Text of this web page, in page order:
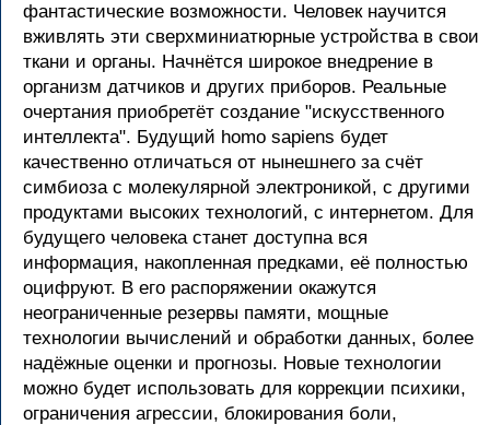
фантастические возможности. Человек научится
вживлять эти сверхминиатюрные устройства в свои
ткани и органы. Начнётся широкое внедрение в
организм датчиков и других приборов. Реальные
очертания приобретёт создание "искусственного
интеллекта". Будущий homo sapiens будет
качественно отличаться от нынешнего за счёт
симбиоза с молекулярной электроникой, с другими
продуктами высоких технологий, с интернетом. Для
будущего человека станет доступна вся
информация, накопленная предками, её полностью
оцифруют. В его распоряжении окажутся
неограниченные резервы памяти, мощные
технологии вычислений и обработки данных, более
надёжные оценки и прогнозы. Новые технологии
можно будет использовать для коррекции психики,
ограничения агрессии, блокирования боли,